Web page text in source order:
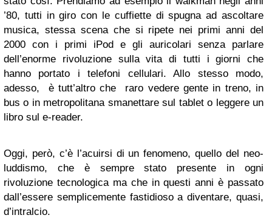
’80, tutti in giro con le cuffiette di spugna ad ascoltare
musica, stessa scena che si ripete nei primi anni del
2000 con i primi iPod e gli auricolari senza parlare
dell’enorme rivoluzione sulla vita di tutti i giorni che
hanno portato i telefoni cellulari. Allo stesso modo,
adesso, è tutt’altro che raro vedere gente in treno, in
bus o in metropolitana smanettare sul tablet o leggere un
libro sul e-reader.
Oggi, però, c’è l’acuirsi di un fenomeno, quello del neo-
luddismo, che è sempre stato presente in ogni
rivoluzione tecnologica ma che in questi anni è passato
dall’essere semplicemente fastidioso a diventare, quasi,
d’intralcio.